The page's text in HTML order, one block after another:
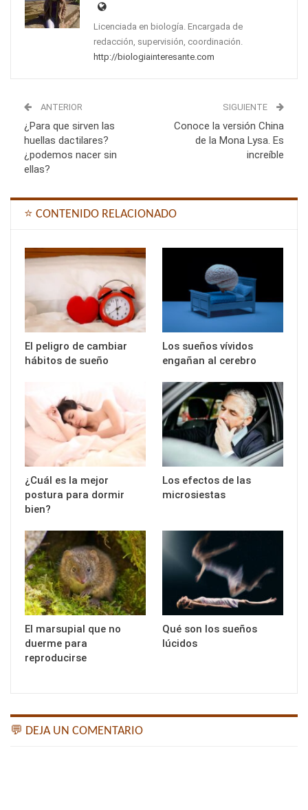
Licenciada en biología. Encargada de
redacción, supervisión, coordinación.
http://biologiainteresante.com
ANTERIOR
¿Para que sirven las
huellas dactilares?
¿podemos nacer sin
ellas?
SIGUIENTE
Conoce la versión China
de la Mona Lysa. Es
increíble
⭐ CONTENIDO RELACIONADO
El peligro de cambiar
hábitos de sueño
Los sueños vívidos
engañan al cerebro
¿Cuál es la mejor
postura para dormir
bien?
Los efectos de las
microsiestas
El marsupial que no
duerme para
reproducirse
Qué son los sueños
lúcidos
💬 DEJA UN COMENTARIO